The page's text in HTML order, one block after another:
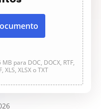
para DOC, DOCX, RTF,
XLS, XLSX o TXT